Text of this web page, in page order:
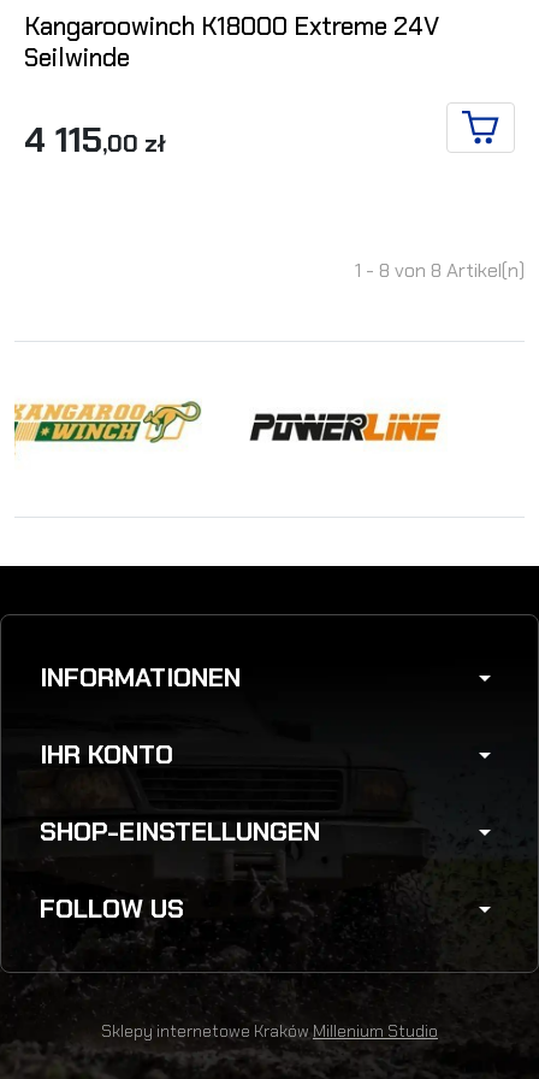
Kangaroowinch K18000 Extreme 24V
Seilwinde
4 115,00 zł IN
1 - 8 von 8 Artikel(n)
INFORMATIONEN arrow_drop_down
IHR KONTO arrow_drop_down
SHOP-EINSTELLUNGEN arrow_drop_down
FOLLOW US arrow_drop_down
Sklepy internetowe Kraków Millenium Studio